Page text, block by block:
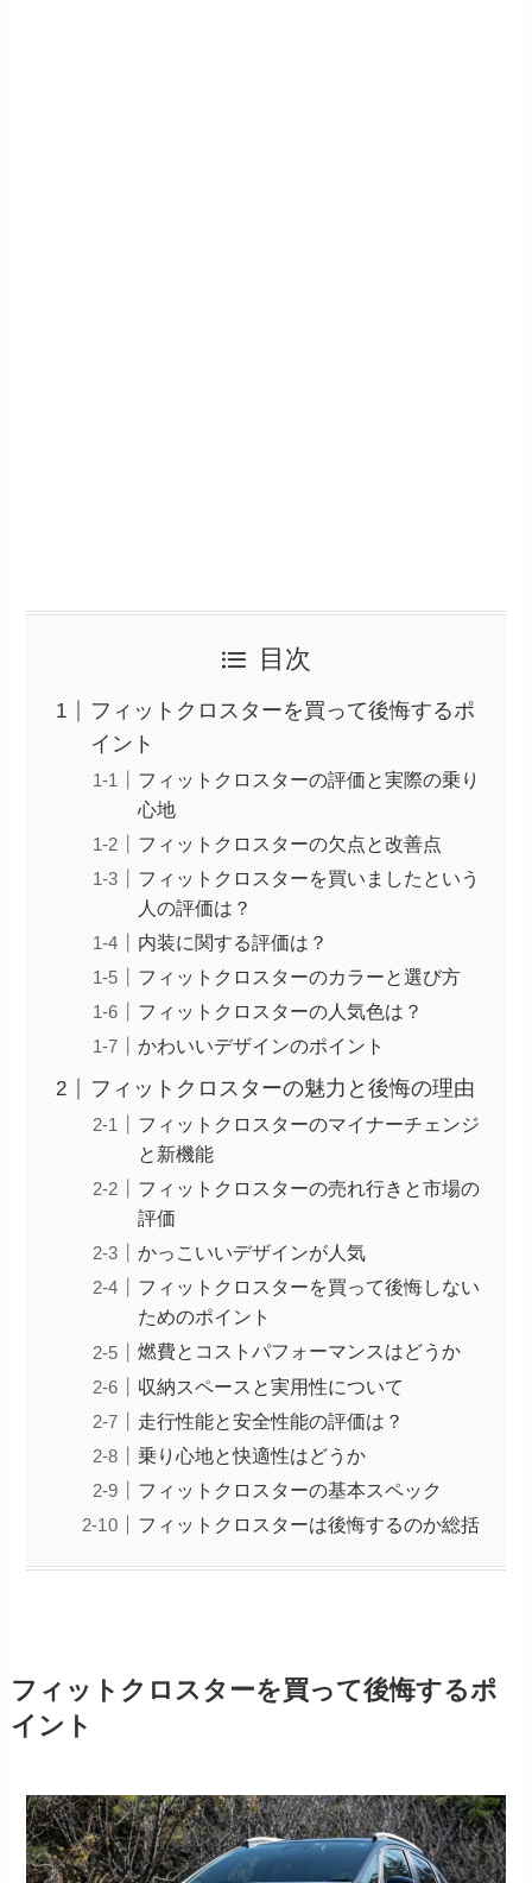
目次
フィットクロスターを買って後悔するポ
イント
フィットクロスターの評価と実際の乗り
心地
フィットクロスターの欠点と改善点
フィットクロスターを買いましたという
人の評価は？
内装に関する評価は？
フィットクロスターのカラーと選び方
フィットクロスターの人気色は？
かわいいデザインのポイント
フィットクロスターの魅力と後悔の理由
フィットクロスターのマイナーチェンジ
と新機能
フィットクロスターの売れ行きと市場の
評価
かっこいいデザインが人気
フィットクロスターを買って後悔しない
ためのポイント
燃費とコストパフォーマンスはどうか
収納スペースと実用性について
走行性能と安全性能の評価は？
乗り心地と快適性はどうか
フィットクロスターの基本スペック
フィットクロスターは後悔するのか総括
フィットクロスターを買って後悔するポ
イント